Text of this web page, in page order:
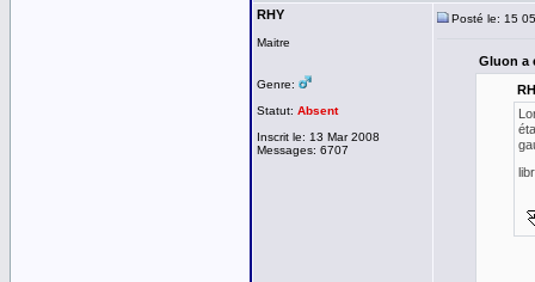
RHY
Maitre
Genre:
Statut: Absent
Inscrit le: 13 Mar 2008
Messages: 6707
Posté le: 15
Gluon a